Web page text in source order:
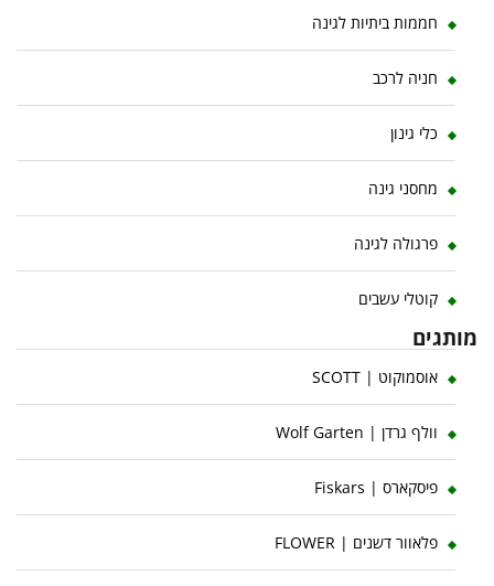
חממות ביתיות לגינה
חניה לרכב
כלי גינון
מחסני גינה
פרגולה לגינה
קוטלי עשבים
מותגים
אוסמוקוט | SCOTT
וולף גרדן | Wolf Garten
פיסקארס | Fiskars
פלאוור דשנים | FLOWER